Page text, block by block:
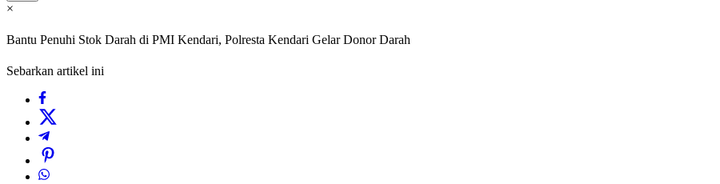
×
Bantu Penuhi Stok Darah di PMI Kendari, Polresta Kendari Gelar Donor Darah
Sebarkan artikel ini